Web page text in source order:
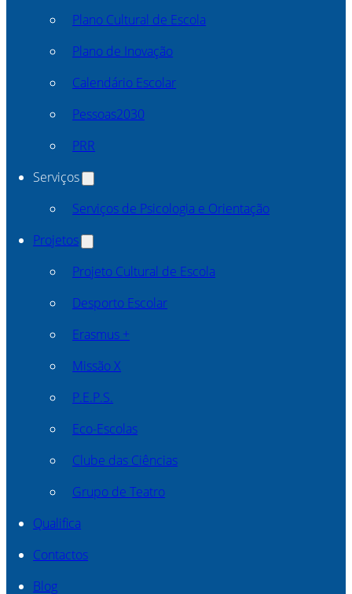
Plano Cultural de Escola
Plano de Inovação
Calendário Escolar
Pessoas2030
PRR
Serviços
Serviços de Psicologia e Orientação
Projetos
Projeto Cultural de Escola
Desporto Escolar
Erasmus +
Missão X
P.E.P.S.
Eco-Escolas
Clube das Ciências
Grupo de Teatro
Qualifica
Contactos
Blog